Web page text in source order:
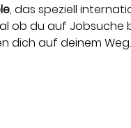
, das speziell
ob du auf Jobsuche
dich auf deinem Weg.